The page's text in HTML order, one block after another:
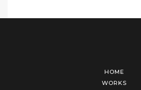
HOME
WORKS